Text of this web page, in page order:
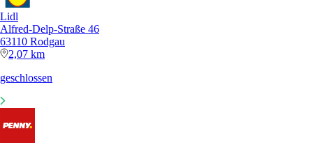
Lidl
Alfred-Delp-Straße 46
63110 Rodgau
2,07 km
geschlossen